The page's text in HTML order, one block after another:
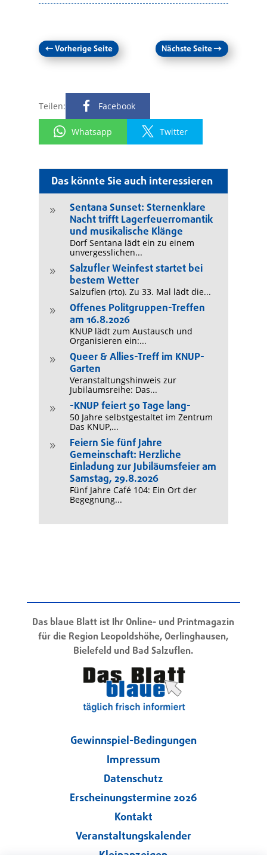
Das könnte Sie auch interessieren
9
Sentana Sunset: Sternenklare
Nacht trifft Lagerfeuerromantik
und musikalische Klänge
Dorf Sentana lädt ein zu einem
unvergesslichen...
9
Salzufler Weinfest startet bei
bestem Wetter
Salzuflen (rto). Zu 33. Mal lädt die...
9
Offenes Politgruppen-Treffen
am 16.8.2026
KNUP lädt zum Austausch und
Organisieren ein:...
9
Queer & Allies-Treff im KNUP-
Garten
Veranstaltungshinweis zur
Jubiläumsreihe: Das...
9 -KNUP feiert 50 Tage lang-
50 Jahre selbstgestaltet im Zentrum
Das KNUP,...
9
Feiern Sie fünf Jahre
Gemeinschaft: Herzliche
Einladung zur Jubiläumsfeier am
Samstag, 29.8.2026
Fünf Jahre Café 104: Ein Ort der
Begegnung...
←Vorherige Seite Nächste Seite→
Teilen: Facebook
Whatsapp Twitter
Das blaue Blatt ist Ihr Online- und Printmagazin
für die Region Leopoldshöhe, Oerlinghausen,
Bielefeld und Bad Salzuflen.
Gewinnspiel-Bedingungen
Impressum
Datenschutz
Erscheinungstermine 2026
Kontakt
Veranstaltungskalender